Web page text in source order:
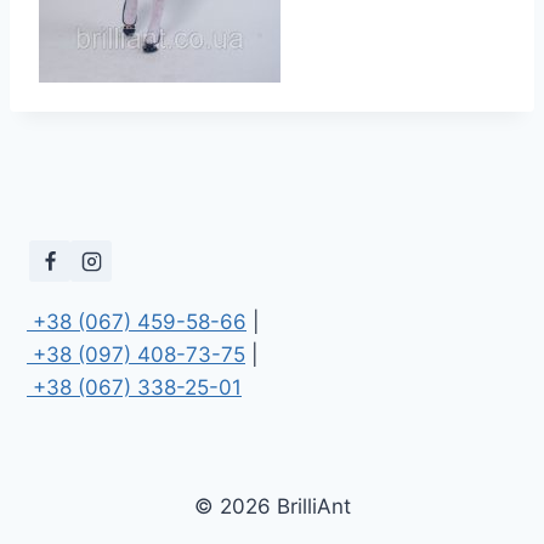
+38 (067) 459-58-66
+38 (097) 408-73-75
+38 (067) 338-25-01
© 2026 BrilliAnt